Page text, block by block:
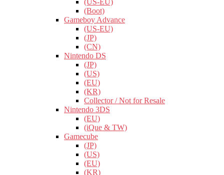
(US-EU)
(Boot)
Gameboy Advance
(US-EU)
(JP)
(CN)
Nintendo DS
(JP)
(US)
(EU)
(KR)
Collector / Not for Resale
Nintendo 3DS
(EU)
(iQue & TW)
Gamecube
(JP)
(US)
(EU)
(KR)